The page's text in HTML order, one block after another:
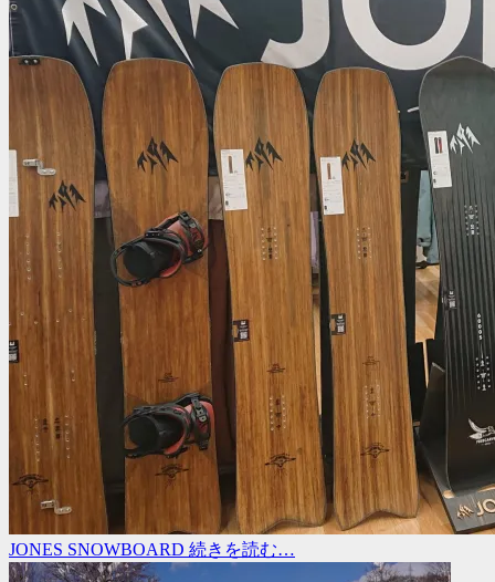
JONES SNOWBOARD 続きを読む…